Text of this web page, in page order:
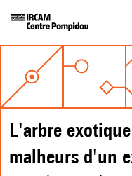
L'arbre
malheurs d'un